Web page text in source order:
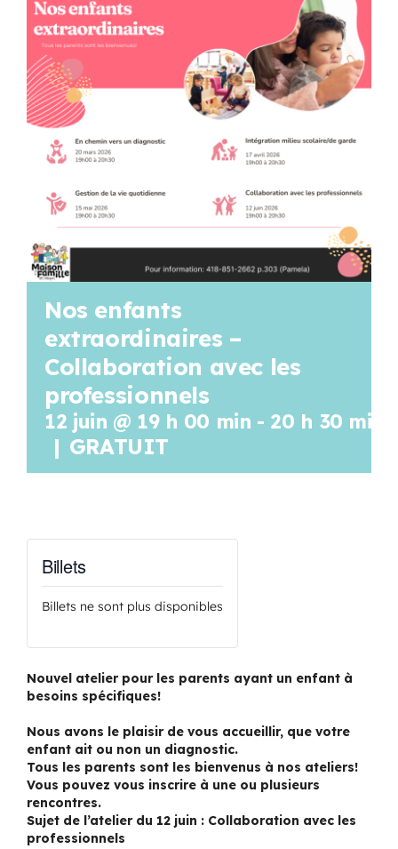
Programmation
Mon Compte
Panier
OFFRES D’EMPLOI
Nos enfants
extraordinaires –
Collaboration avec les
professionnels
12 juin @ 19 h 00 min - 20 h 30 min
| GRATUIT
Billets
Billets ne sont plus disponibles
Nouvel atelier pour les parents ayant un enfant à
besoins spécifiques!
Nous avons le plaisir de vous accueillir, que votre
enfant ait ou non un diagnostic.
Tous les parents sont les bienvenus à nos ateliers!
Vous pouvez vous inscrire à une ou plusieurs
rencontres.
Sujet de l’atelier du 12 juin : Collaboration avec les
professionnels